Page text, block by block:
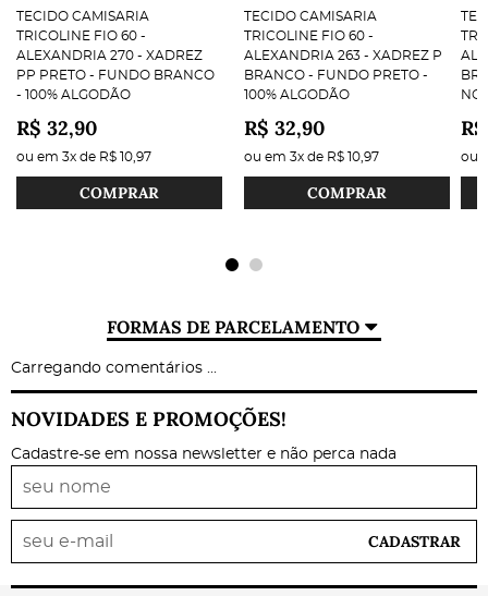
TECIDO CAMISARIA
TRICOLINE FIO 60 -
ALEXANDRIA 270 - XADREZ
PP PRETO - FUNDO BRANCO
- 100% ALGODÃO
R$ 32,90
ou em 3x de R$ 10,97
COMPRAR
TECIDO CAMISARIA
TRICOLINE FIO 60 -
ALEXANDRIA 263 - XADREZ P
BRANCO - FUNDO PRETO -
100% ALGODÃO
R$ 32,90
ou em 3x de R$ 10,97
COMPRAR
ou
FORMAS DE PARCELAMENTO
Carregando comentários ...
NOVIDADES E PROMOÇÕES!
Cadastre-se em nossa newsletter e não perca nada
CADASTRAR